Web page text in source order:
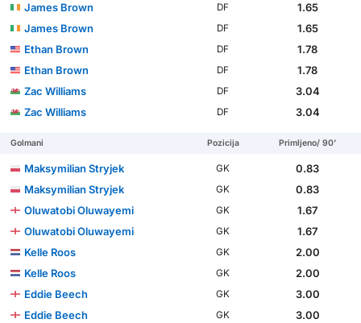
James Brown
DF
1.65
James Brown
DF
1.65
Ethan Brown
DF
1.78
Ethan Brown
DF
1.78
Zac Williams
DF
3.04
Zac Williams
DF 3.04
Golmani Pozicija Primljeno/ 90'
Maksymilian Stryjek GK
0.83
Maksymilian Stryjek
GK
0.83
Oluwatobi Oluwayemi
GK
1.67
Oluwatobi Oluwayemi
GK
1.67
Kelle Roos
GK
2.00
Kelle Roos
GK
2.00
Eddie Beech
GK
3.00
Eddie Beech
GK 3.00